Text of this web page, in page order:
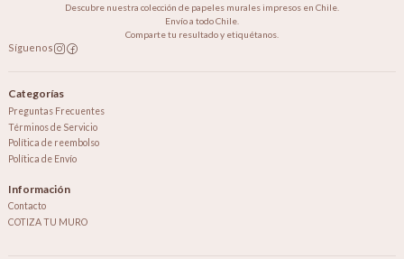
Descubre nuestra colección de papeles murales impresos en Chile.
Envío a todo Chile.
Comparte tu resultado y etiquétanos.
Síguenos
Categorías
Preguntas Frecuentes
Términos de Servicio
Política de reembolso
Política de Envío
Información
Contacto
COTIZA TU MURO